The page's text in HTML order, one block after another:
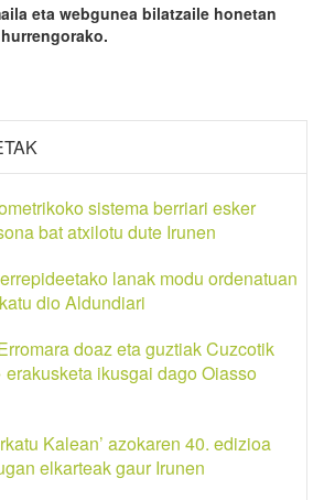
eta webgunea bilatzaile honetan
sistema berriari esker
bat atxilotu dute Irunen
lanak modu ordenatuan
dio Aldundiari
doaz eta guztiak Cuzcotik
erakusketa ikusgai dago Oiasso
Kalean’ azokaren 40. edizioa
elkarteak gaur Irunen